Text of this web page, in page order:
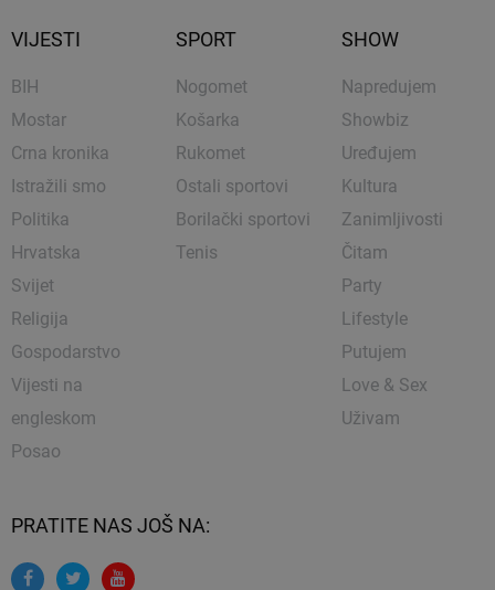
VIJESTI
BIH
Mostar
Crna kronika
Istražili smo
Politika
Hrvatska
Svijet
Religija
Gospodarstvo
Vijesti na
engleskom
Posao
SPORT
Nogomet
Košarka
Rukomet
Ostali sportovi
Borilački sportovi
Tenis
SHOW
Napredujem
Showbiz
Uređujem
Kultura
Zanimljivosti
Čitam
Party
Lifestyle
Putujem
Love & Sex
Uživam
PRATITE NAS JOŠ NA: